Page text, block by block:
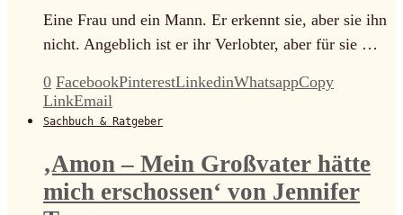
Eine Frau und ein Mann. Er erkennt sie, aber sie ihn
nicht. Angeblich ist er ihr Verlobter, aber für sie …
0 FacebookPinterestLinkedinWhatsappCopy
LinkEmail
Sachbuch & Ratgeber
‚Amon – Mein Großvater hätte
mich erschossen‘ von Jennifer